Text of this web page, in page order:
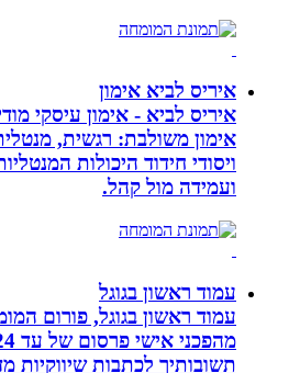
איריס לביא אימון
איריס לביא - אימון עיסקי מודיעין.
אימון משולבת: רגשית, מנטלית
ויסודי חידוד היכולות המנטליות,
ועמידה מול קהל.
עמוד ראשון בגוגל
עמוד ראשון בגוגל, פורום
מהפכני
תשובותיך לכתבות שיווקיות